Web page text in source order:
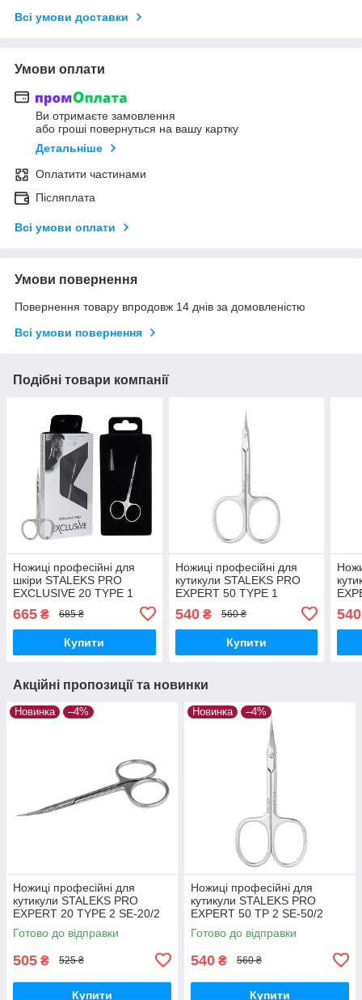
Всі умови доставки
Умови оплати
Ви отримаєте замовлення
або гроші повернуться на вашу картку
Детальніше
Оплатити частинами
Післяплата
Всі умови оплати
Умови повернення
Повернення товару впродовж 14 днів за домовленістю
Всі умови повернення
Подібні товари компанії
Ножиці професійні для
шкіри STALEKS PRO
EXCLUSIVE 20 TYPE 1
манікюру для кутикули
665 ₴ 685 ₴
Купити
Ножиці професійні для
кутикули STALEKS PRO
EXPERT 50 TYPE 1
інструмент Сталекс
540₴ 560 ₴
Купити
540
Акційні пропозиції та новинки
Новинка –4%
Ножиці професійні для
кутикули STALEKS PRO
EXPERT 20 TYPE 2 SE-20/2
манікюрні для шкіри Сталекс
Готово до відправки
505 ₴ 525 ₴
Купити
Новинка –4%
Ножиці професійні для
кутикули STALEKS PRO
EXPERT 50 TP 2 SE-50/2
Ножиці для нігтів манікюрні
Сталекс
Готово до відправки
540 ₴ 560 ₴
Купити